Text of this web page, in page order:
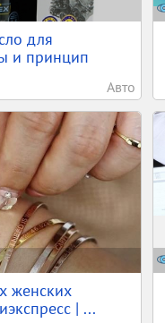
для
и принцип
Авто
женских
| ...